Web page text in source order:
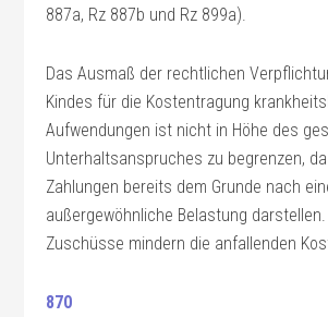
887a, Rz 887b und Rz 899a).
Das Ausmaß der rechtlichen
Kindes für die Kostentragung
Aufwendungen ist nicht in Höhe des
Unterhaltsanspruches zu begrenzen,
Zahlungen bereits dem Grunde nach
außergewöhnliche Belastung
Zuschüsse mindern die anfallenden
870